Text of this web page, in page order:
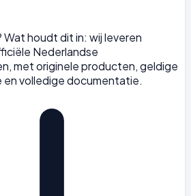
houdt dit in: wij leveren
Nederlandse
met originele producten, geldige
en volledige documentatie.